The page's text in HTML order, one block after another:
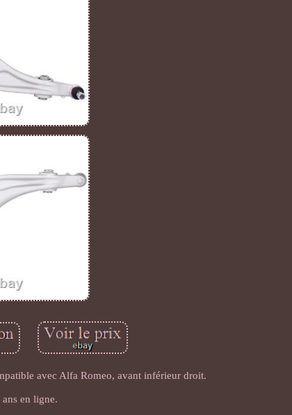
avec Alfa Romeo, avant inférieur droit.
ans en ligne.